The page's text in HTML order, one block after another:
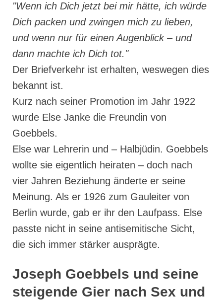
"Wenn ich Dich jetzt bei mir hätte, ich würde
Dich packen und zwingen mich zu lieben,
und wenn nur für einen Augenblick – und
dann machte ich Dich tot."
Der Briefverkehr ist erhalten, weswegen dies
bekannt ist.
Kurz nach seiner Promotion im Jahr 1922
wurde Else Janke die Freundin von
Goebbels.
Else war Lehrerin und – Halbjüdin. Goebbels
wollte sie eigentlich heiraten – doch nach
vier Jahren Beziehung änderte er seine
Meinung. Als er 1926 zum Gauleiter von
Berlin wurde, gab er ihr den Laufpass. Else
passte nicht in seine antisemitische Sicht,
die sich immer stärker ausprägte.
Joseph Goebbels und seine
steigende Gier nach Sex und